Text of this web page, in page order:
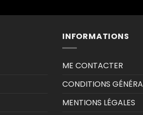
INFORMATIONS
ME CONTACTER
CONDITIONS
MENTIONS LÉGALES